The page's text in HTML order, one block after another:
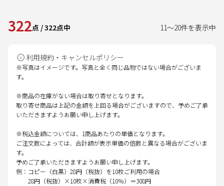
322点 /322点中 11～20件を表示中
利用規約・キャンセルポリシー
※写真はイメージです。写真と全く同じ品物ではない場合がございま
す。
※商品の在庫がない場合は取り寄せとなります。
取り寄せ商品は上記の金額を上回る場合がございますので、予めご了承
いただきますようお願い申し上げます。
※税込金額については、1商品あたりの単価となります。
ご注文数によっては、合計額が表示単価の倍数と異なる場合がございま
す。
予めご了承いただきますようお願い申し上げます。
例：コピー（白黒）28円（税抜）を10枚ご利用の場合
28円（税抜）×10枚×消費税（10％）＝308円